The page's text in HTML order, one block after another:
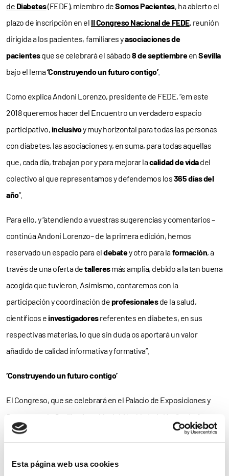
Esta página web usa cookies
de Diabetes(FEDE), miembro deSomos Pacientes, ha abierto el
plazo de inscripción en el II Congreso Nacional de FEDE, reunión
dirigida a los pacientes, familiares yasociaciones de
pacientesque se celebrará el sábado8 de septiembreenSevilla
bajo el lema‘Construyendo un futuro contigo’.
Como explica Andoni Lorenzo, presidente de FEDE, “em este
2018 queremos hacer del Encuentro un verdadero espacio
participativo,inclusivoy muy horizontal para todas las personas
con diabetes, las asociaciones y, en suma, para todas aquellas
que, cada día, trabajan por y para mejorar lacalidad de vidadel
colectivo al que representamos y defendemos los365 días del
año”.
Para ello, y “atendiendo a vuestras sugerencias y comentarios –
continúa Andoni Lorenzo– de la primera edición, hemos
reservado un espacio para eldebatey otro para laformación, a
través de una oferta detalleresmás amplia, debido a la tan buena
acogida que tuvieron. Asimismo, contaremos con la
participación y coordinación deprofesionalesde la salud,
científicos einvestigadoresreferentes en diabetes, en sus
respectivas materias, lo que sin duda os aportará un valor
añadido de calidad informativa y formativa”.
‘Construyendo un futuro contigo’
El Congreso, que se celebrará en el Palacio de Exposiciones y
Congresos de Sevilla –Avenida del Alcalde Luis Uruñuela, 1– a
partir de las
Interés
Igualdad.